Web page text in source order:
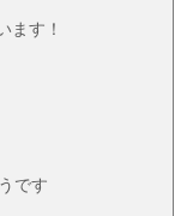
ます！
です